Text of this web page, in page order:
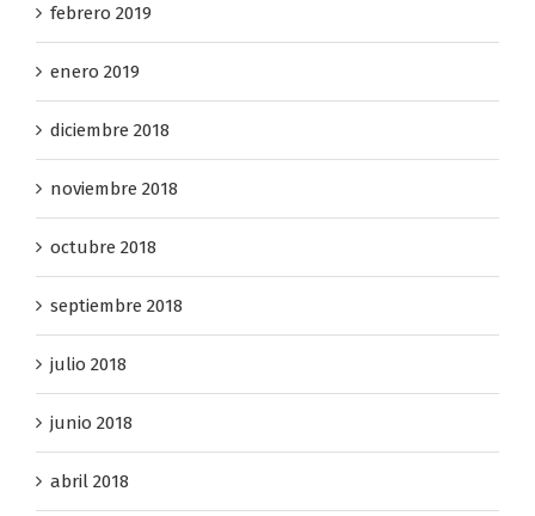
febrero 2019
enero 2019
diciembre 2018
noviembre 2018
octubre 2018
septiembre 2018
julio 2018
junio 2018
abril 2018